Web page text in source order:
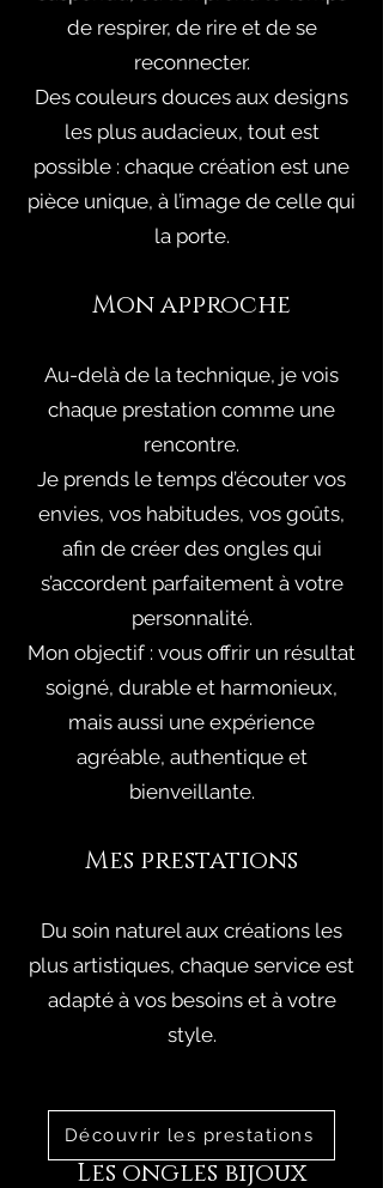
de respirer, de rire et de se
reconnecter.
Des couleurs douces aux designs
les plus audacieux, tout est
possible : chaque création est une
pièce unique, à l’image de celle qui
la porte.
Mon approche
Au-delà de la technique, je vois
chaque prestation comme une
rencontre.
Je prends le temps d’écouter vos
envies, vos habitudes, vos goûts,
afin de créer des ongles qui
s’accordent parfaitement à votre
personnalité.
Mon objectif : vous offrir un résultat
soigné, durable et harmonieux,
mais aussi une expérience
agréable, authentique et
bienveillante.
Mes prestations
Du soin naturel aux créations les
plus artistiques, chaque service est
adapté à vos besoins et à votre
style.
Les ongles bijoux
Découvrir les prestations